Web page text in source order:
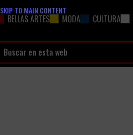
SKIP TO MAIN CONTENT
BELLAS ARTES MODA CULTURA